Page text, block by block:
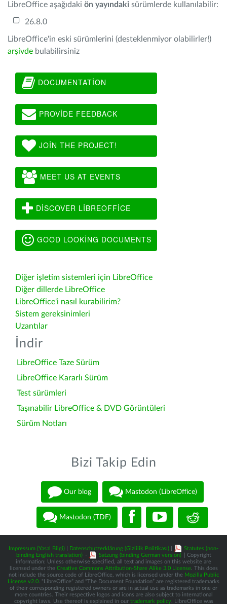
LibreOffice aşağıdaki ön yayındaki sürümlerde kullanılabilir:
26.8.0
LibreOffice'in eski sürümlerini (desteklenmiyor olabilirler!)
arşivde bulabilirsiniz
DOCUMENTATION
PROVIDE FEEDBACK
JOIN THE PROJECT!
MEET US AT EVENTS
DISCOVER LIBREOFFICE
GOOD LOOKING DOCUMENTS
Diğer işletim sistemleri için LibreOffice
Diğer dillerde LibreOffice
LibreOffice'i nasıl kurabilirim?
Sistem gereksinimleri
Uzantılar
İndir
LibreOffice Taze Sürüm
LibreOffice Kararlı Sürüm
Test sürümleri
Taşınabilir LibreOffice & DVD Görüntüleri
Sürüm Notları
Bizi Takip Edin
Our blog Mastodon (LibreOffice)
Mastodon (TDF)
Impressum (Yasal Bilgi) Datenschutzerklärung (Gizlilik Politikası)
Statutes (non-
binding English translation) - Satzung (binding German version)
| Copyright
information: Unless otherwise specified, all text and images on this website are
licensed under the Creative Commons Attribution-Share Alike 3.0 License. This does
not include the source code of LibreOffice, which is licensed under the Mozilla Public
License v2.0 . “LibreOffice” and “The Document Foundation” are registered trademarks
of their corresponding registered owners or are in actual use as trademarks in one or
more countries. Their respective logos and icons are also subject to international
copyright laws. Use thereof is explained in our trademark policy. LibreOffice was